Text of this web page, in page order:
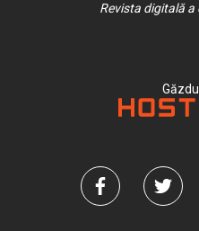
Revista digitală a